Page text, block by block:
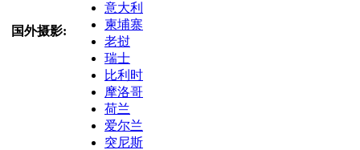
国外摄影:
意大利
柬埔寨
老挝
瑞士
比利时
摩洛哥
荷兰
爱尔兰
突尼斯